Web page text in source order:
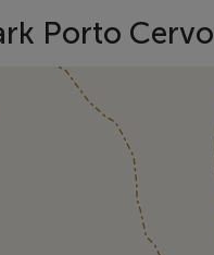
Porto Cervo